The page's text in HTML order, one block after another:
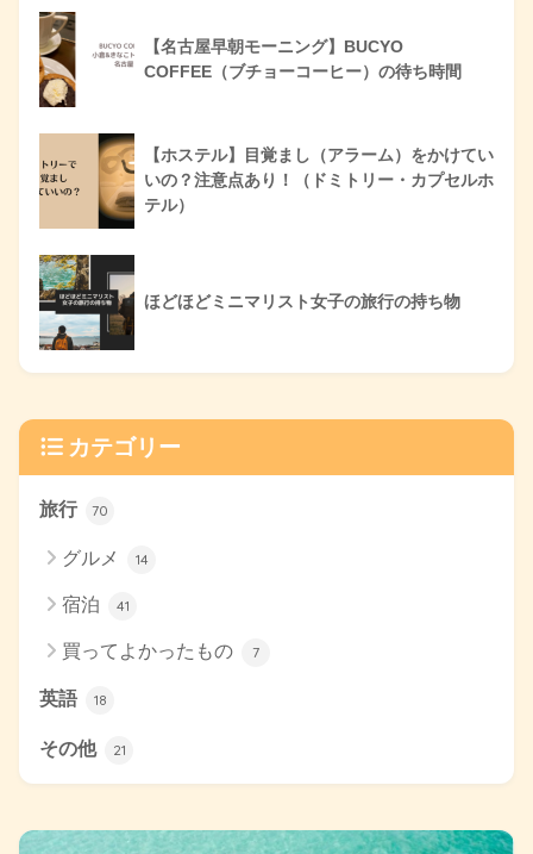
【名古屋早朝モーニング】BUCYO
COFFEE（ブチョーコーヒー）の待ち時間
【ホステル】目覚まし（アラーム）をかけてい
いの？注意点あり！（ドミトリー・カプセルホ
テル）
ほどほどミニマリスト女子の旅行の持ち物
カテゴリー
旅行 70
グルメ 14
宿泊 41
買ってよかったもの 7
英語 18
その他 21